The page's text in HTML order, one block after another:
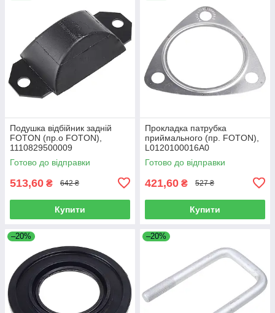
Подушка відбійник задній
FOTON (пр.о FOTON),
1110829500009
Готово до відправки
513,60 ₴ 642 ₴
Купити
Прокладка патрубка
приймального (пр. FOTON),
L0120100016A0
Готово до відправки
421,60 ₴ 527 ₴
Купити
–20% –20%